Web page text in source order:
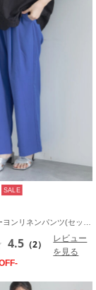
SALE
4.5 （2）
レビュー
を見る